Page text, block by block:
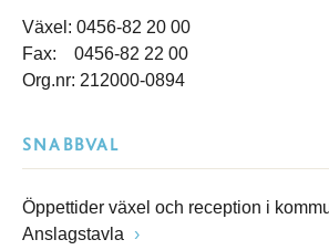
Växel: 0456-82 20 00
Fax: 0456-82 22 00
Org.nr: 212000-0894
SNABBVAL
Öppettider växel och reception i
Anslagstavla